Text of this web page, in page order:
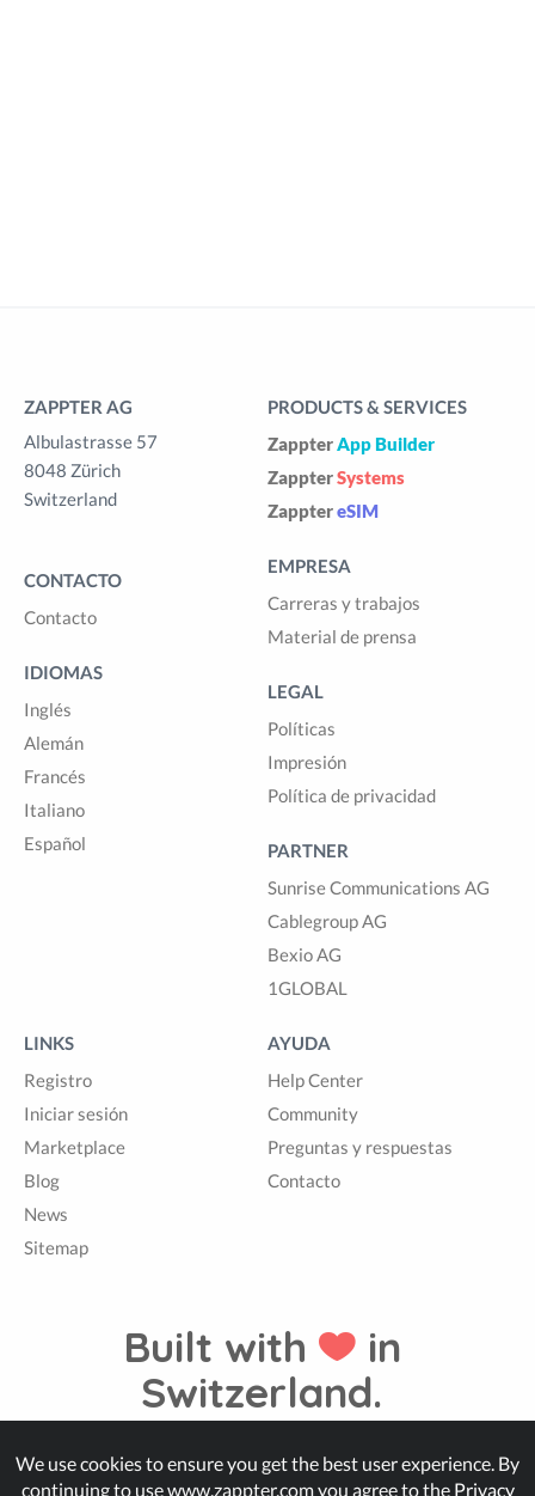
ZAPPTER AG
Albulastrasse 57
8048 Zürich
Switzerland
CONTACTO
Contacto
IDIOMAS
Inglés
Alemán
Francés
Italiano
Español
PRODUCTS & SERVICES
ZappterApp Builder
ZappterSystems
ZapptereSIM
EMPRESA
Carreras y trabajos
Material de prensa
LEGAL
Políticas
Impresión
Política de privacidad
PARTNER
Sunrise Communications AG
Cablegroup AG
Bexio AG
1GLOBAL
LINKS
Registro
Iniciar sesión
Marketplace
Blog
News
Sitemap
AYUDA
Help Center
Community
Preguntas y respuestas
Contacto
Built with
in
Switzerland.
© Zappter
We use cookies to ensure you get the best user experience. By
continuing to use www.zappter.com you agree to the Privacy